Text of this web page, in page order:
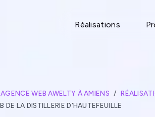
Réalisations
WEB AWELTY À AMIENS
DE LA DISTILLERIE D'HAUTEFEUILLE